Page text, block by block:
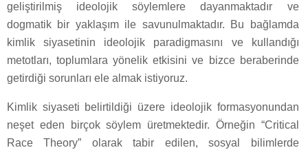
geliştirilmiş ideolojik söylemlere dayanmaktadır ve
dogmatik bir yaklaşım ile savunulmaktadır. Bu bağlamda
kimlik siyasetinin ideolojik paradigmasını ve kullandığı
metotları, toplumlara yönelik etkisini ve bizce beraberinde
getirdiği sorunları ele almak istiyoruz.
Kimlik siyaseti belirtildiği üzere ideolojik formasyonundan
neşet eden birçok söylem üretmektedir. Örneğin “Critical
Race Theory” olarak tabir edilen, sosyal bilimlerde